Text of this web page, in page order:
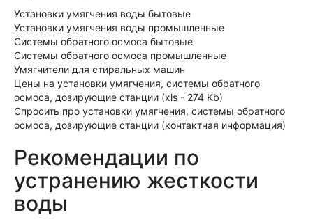
Установки умягчения воды бытовые
Установки умягчения воды промышленные
Системы обратного осмоса бытовые
Системы обратного осмоса промышленные
Умягчители для стиральных машин
Цены на установки умягчения, системы обратного
осмоса, дозирующие станции (xls - 274 Kb)
Спросить про установки умягчения, системы обратного
осмоса, дозирующие станции (контактная информация)
Рекомендации по
устранению жесткости
воды